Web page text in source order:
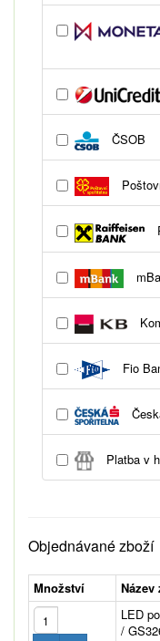
ČSOB
Fio
Platba v
Objednávané zboží
Množství Název
LED
/